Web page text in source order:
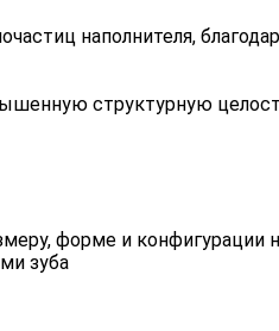
наполнителя,
структурную
форме и конфигурации
зуба